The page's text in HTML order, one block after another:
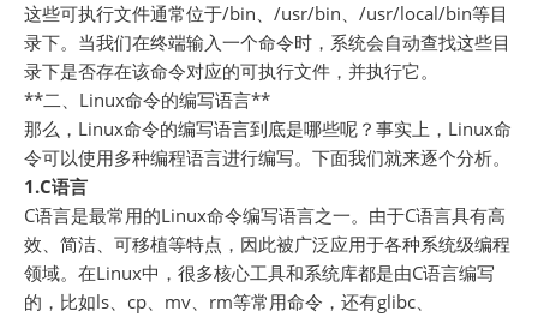
这些可执行文件通常位于/bin、/usr/bin、/usr/local/bin等目
录下。当我们在终端输入一个命令时，系统会自动查找这些目
录下是否存在该命令对应的可执行文件，并执行它。
**二、Linux命令的编写语言**
那么，Linux命令的编写语言到底是哪些呢？事实上，Linux命
令可以使用多种编程语言进行编写。下面我们就来逐个分析。
1.C语言
C语言是最常用的Linux命令编写语言之一。由于C语言具有高
效、简洁、可移植等特点，因此被广泛应用于各种系统级编程
领域。在Linux中，很多核心工具和系统库都是由C语言编写
的，比如ls、cp、mv、rm等常用命令，还有glibc、